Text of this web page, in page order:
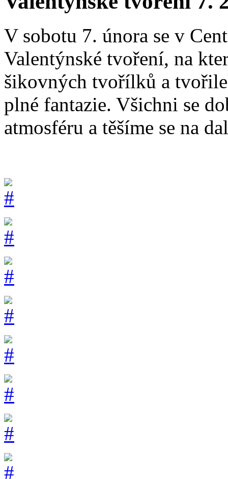
V sobotu 7. února se v
Valentýnské tvoření, na
šikovných tvořílků a
plné fantazie. Všichni se
atmosféru a těšíme se na